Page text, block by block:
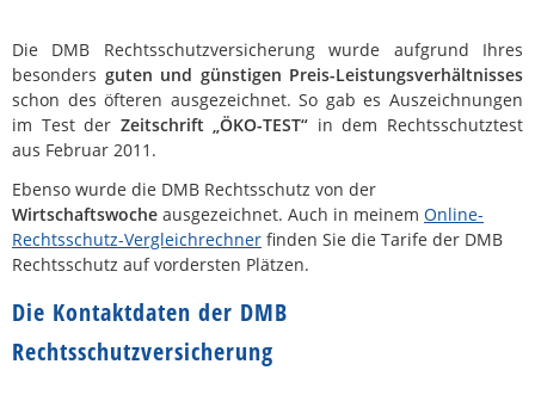
Die DMB Rechtsschutzversicherung wurde aufgrund Ihres
besonders guten und günstigen Preis-Leistungsverhältnisses
schon des öfteren ausgezeichnet. So gab es Auszeichnungen
im Test der Zeitschrift „ÖKO-TEST“ in dem Rechtsschutztest
aus Februar 2011.
Ebenso wurde die DMB Rechtsschutz von der
Wirtschaftswoche ausgezeichnet. Auch in meinem Online-
Rechtsschutz-Vergleichrechner finden Sie die Tarife der DMB
Rechtsschutz auf vordersten Plätzen.
Die Kontaktdaten der DMB
Rechtsschutzversicherung